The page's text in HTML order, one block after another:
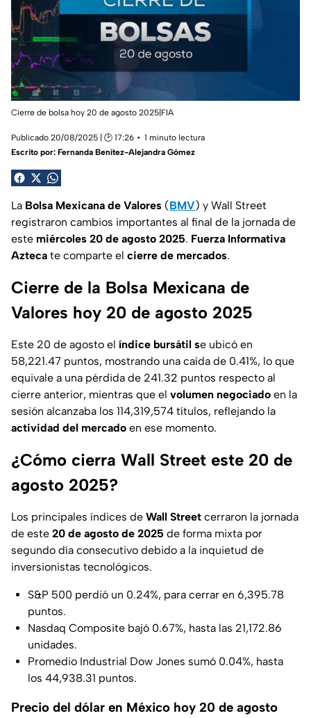
Cierre de bolsa hoy 20 de agosto 2025|FIA
Publicado 20/08/2025 | 🕑 17:26
1 minuto lectura
Escrito por: Fernanda Benítez-Alejandra Gómez
La Bolsa Mexicana de Valores (BMV) y Wall Street
registraron cambios importantes al final de la jornada de
este miércoles 20 de agosto 2025. Fuerza Informativa
Azteca te comparte el cierre de mercados.
Cierre de la Bolsa Mexicana de
Valores hoy 20 de agosto 2025
Este 20 de agosto el índice bursátil se ubicó en
58,221.47 puntos, mostrando una caída de 0.41%, lo que
equivale a una pérdida de 241.32 puntos respecto al
cierre anterior, mientras que el volumen negociado en la
sesión alcanzaba los 114,319,574 títulos, reflejando la
actividad del mercado en ese momento.
¿Cómo cierra Wall Street este 20 de
agosto 2025?
Los principales índices de Wall Street cerraron la jornada
de este 20 de agosto de 2025 de forma mixta por
segundo día consecutivo debido a la inquietud de
inversionistas tecnológicos.
S&P 500 perdió un 0.24%, para cerrar en 6,395.78
puntos.
Nasdaq Composite bajó 0.67%, hasta las 21,172.86
unidades.
Promedio Industrial Dow Jones sumó 0.04%, hasta
los 44,938.31 puntos.
Precio del dólar en México hoy 20 de agosto